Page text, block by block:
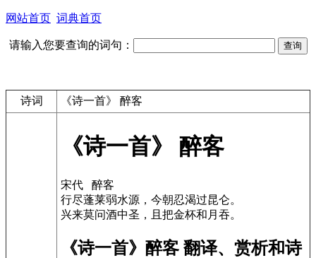
网站首页 词典首页
请输入您要查询的词句：
诗词 《诗一首》 醉客
《诗一首》 醉客
宋代 醉客
行尽蓬莱弱水源，今朝忍渴过昆仑。
兴来莫问酒中圣，且把金杯和月吞。
《诗一首》醉客 翻译、赏析和诗